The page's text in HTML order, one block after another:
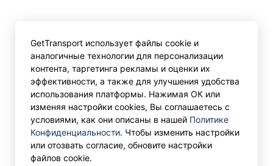
GetTransport использует файлы cookie и
аналогичные технологии для персонализации
контента, таргетинга рекламы и оценки их
эффективности, а также для улучшения удобства
использования платформы. Нажимая ОК или
изменяя настройки cookies, Вы соглашаетесь с
условиями, как они описаны в нашей Политике
Конфиденциальности. Чтобы изменить настройки
или отозвать согласие, обновите настройки
файлов cookie.